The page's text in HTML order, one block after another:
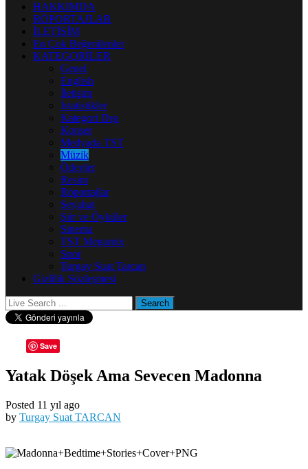
HAKKIMDA
RÖPORTAJLAR
İLETİŞİM
En Çok Beğenilenler
KATEGORİLER
Genel
English
İletişim
İstatistikler
Kategori Dışı
Konser
Medyada TST
Müzik
Ödevler
Resim
Röportajlar
Seyahat
Şiir ve Öyküler
Sinema
TST Megamix
Spor
Turgay Suat Tarcan
Gizlilik Sözleşmesi
Save
Yatak Döşek Ama Sevecen Madonna
Posted 11 yıl ago
by Turgay Suat TARCAN